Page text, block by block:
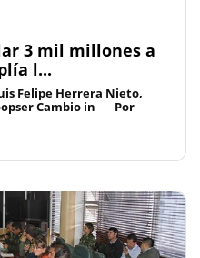
3 mil millones a
l...
Felipe Herrera Nieto,
Cambio in Por